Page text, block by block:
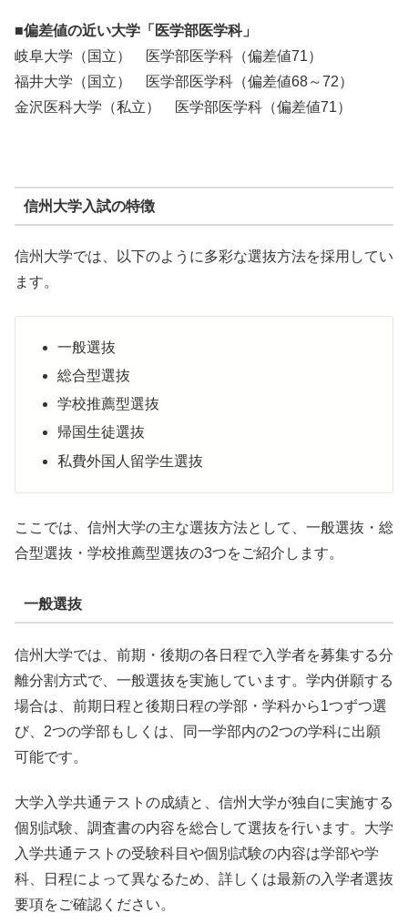
■偏差値の近い大学「医学部医学科」
岐阜大学（国立） 医学部医学科（偏差値71）
福井大学（国立） 医学部医学科（偏差値68～72）
金沢医科大学（私立） 医学部医学科（偏差値71）
信州大学入試の特徴
信州大学では、以下のように多彩な選抜方法を採用してい
ます。
一般選抜
総合型選抜
学校推薦型選抜
帰国生徒選抜
私費外国人留学生選抜
ここでは、信州大学の主な選抜方法として、一般選抜・総
合型選抜・学校推薦型選抜の3つをご紹介します。
一般選抜
信州大学では、前期・後期の各日程で入学者を募集する分
離分割方式で、一般選抜を実施しています。学内併願する
場合は、前期日程と後期日程の学部・学科から1つずつ選
び、2つの学部もしくは、同一学部内の2つの学科に出願
可能です。
大学入学共通テストの成績と、信州大学が独自に実施する
個別試験、調査書の内容を総合して選抜を行います。大学
入学共通テストの受験科目や個別試験の内容は学部や学
科、日程によって異なるため、詳しくは最新の入学者選抜
要項をご確認ください。